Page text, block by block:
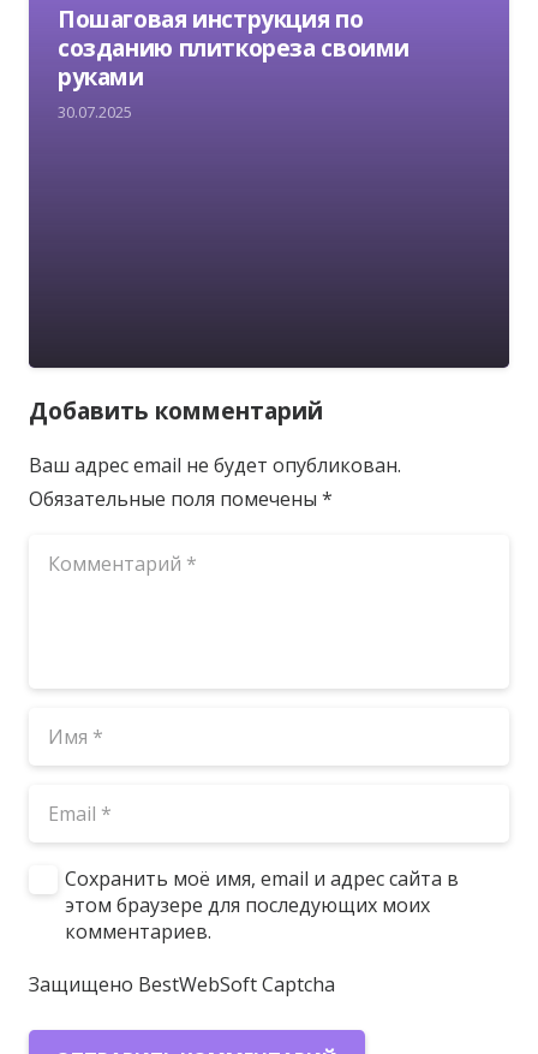
Пошаговая инструкция по
созданию плиткореза своими
руками
30.07.2025
Добавить комментарий
Ваш адрес email не будет опубликован.
Обязательные поля помечены *
Сохранить моё имя, email и адрес сайта в
этом браузере для последующих моих
комментариев.
Защищено BestWebSoft Captcha